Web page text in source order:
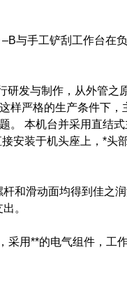
与手工铲刮工作台在
研发与制作，从外管之
样严格的生产条件下
。 本机台并采用直结
安装于机头座上，*头
和滑动面均得到佳之
。
采用**的电气组件，工